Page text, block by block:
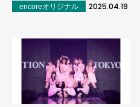
encoreオリジナル 2025.04.19